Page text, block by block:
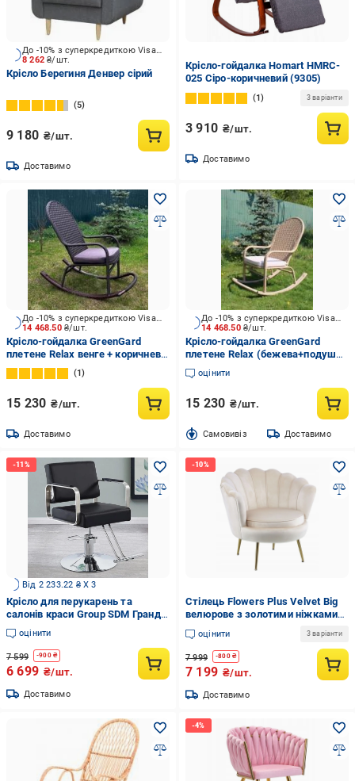
8 262₴/шт.
До -10% з суперкредиткою Visa Вигода
Крісло Берегиня Денвер сірий
5
9 180 ₴/шт.
Доставимо
Крісло-гойдалка Homart HMRC-
025 Сіро-коричневий (9305)
1 3 варіанти
3 910 ₴/шт.
Доставимо
14 468.50 ₴/шт.
До -10% з суперкредиткою Visa Вигода
Крісло-гойдалка GreenGard
плетене Relax венге + коричнева
подушка
1
15 230 ₴/шт.
Доставимо
14 468.50 ₴/шт.
До -10% з суперкредиткою Visa Вигода
Крісло-гойдалка GreenGard
плетене Relax (бежева+подушка
бежева)
оцінити
15 230 ₴/шт.
Cамовивіз Доставимо
Від 2 233.22 ₴ X 3
Крісло для перукарень та
салонів краси Group SDM Гранд
гідравлічне екошкіра Чорний/
Хром (28768193)
оцінити
7 599 -900₴
6 699 ₴/шт.
Доставимо
Стілець Flowers Plus Velvet Big
велюрове з золотими ніжками
Бежевий (34833021)
оцінити 3 варіанти
7 999 -800₴
7 199 ₴/шт.
Доставимо